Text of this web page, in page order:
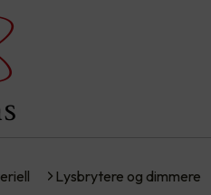
Lysbrytere og dimmere